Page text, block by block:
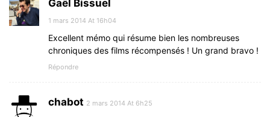
Gaël Bissuel
1 mars 2014 At 16h04
Excellent mémo qui résume bien les nombreuses
chroniques des films récompensés ! Un grand bravo !
Répondre
chabot 2 mars 2014 At 6h25